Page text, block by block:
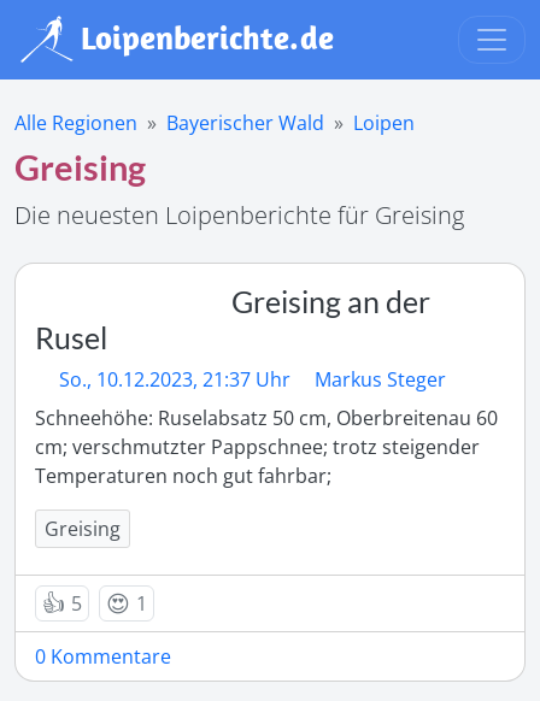
Alle Regionen Bayerischer Wald Loipen
Greising
Die neuesten Loipenberichte für Greising
Greising an der
Rusel
So., 10.12.2023, 21:37 Uhr
Markus Steger
Schneehöhe: Ruselabsatz 50 cm, Oberbreitenau 60
cm; verschmutzter Pappschnee; trotz steigender
Temperaturen noch gut fahrbar;
Greising
👍 5 😍 1
0 Kommentare